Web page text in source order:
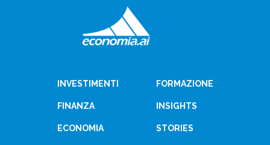
INVESTIMENTI
FINANZA
ECONOMIA
FORMAZIONE
INSIGHTS
STORIES